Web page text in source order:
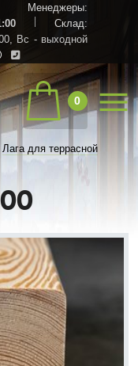
Склад:
Вс - выходной
0
Лага для террасной